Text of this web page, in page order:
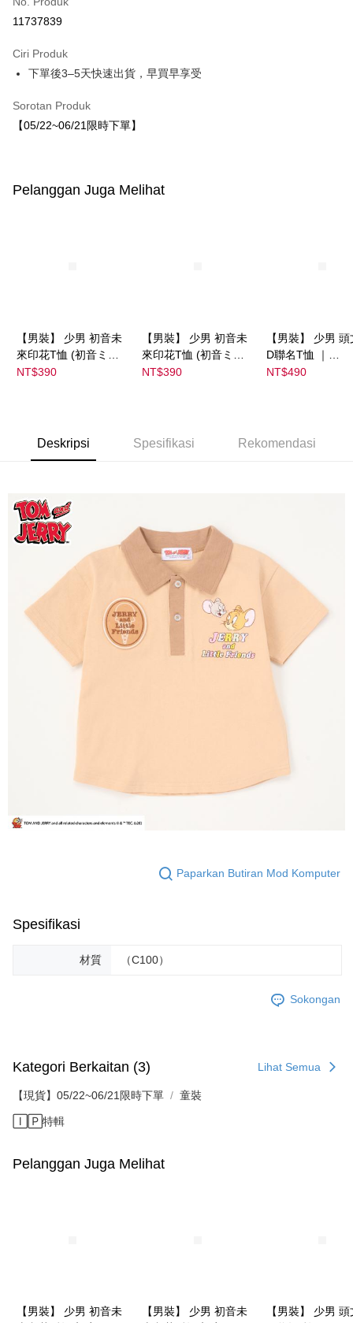
LINE Pay
JKOPAY
Pilihan Penghantaran
NT$1,500 atau lebih
NT$1,500 atau lebih
11737839
Ciri Produk
下單後3–5天快速出貨，早買早享受
Sorotan Produk
【05/22~06/21限時下單】
Pelanggan Juga Melihat
【男裝】 少男 初音未
來印花T恤 (初音ミク)
｜
NT$390
【男裝】 少男 初音未
來印花T恤 (初音ミク)
｜
NT$390
【男裝】 少男
D聯名T恤 ｜
NT$490
Deskripsi Spesifikasi Rekomendasi
Paparkan Butiran Mod Komputer
Spesifikasi
材質 （C100）
Sokongan
Kategori Berkaitan (3) Lihat Semua
【現貨】05/22~06/21限時下單 童裝
🄸🄿特輯
Pelanggan Juga Melihat
【男裝】 少男 初音未
【男裝】 少男 初音未
【男裝】 少男